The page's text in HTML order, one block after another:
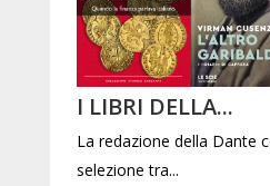
I LIBRI DELLA...
La redazione della Dante
selezione tra...